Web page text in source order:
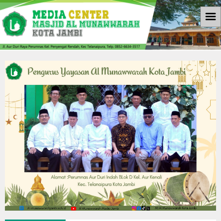
Informasi
Berita
Download
Galleri
Galleri Photo
Koleksi Video
Agenda
Kontak Kami
☰